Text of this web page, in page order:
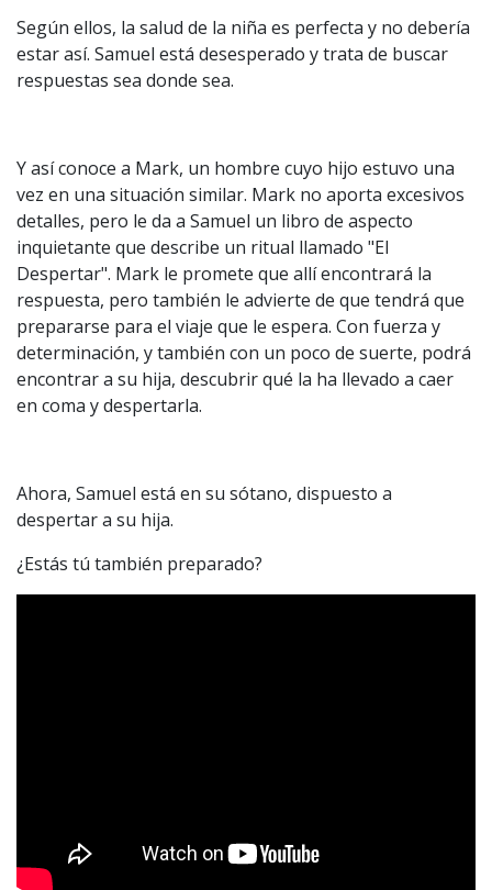
Según ellos, la salud de la niña es perfecta y no debería
estar así. Samuel está desesperado y trata de buscar
respuestas sea donde sea.
Y así conoce a Mark, un hombre cuyo hijo estuvo una
vez en una situación similar. Mark no aporta excesivos
detalles, pero le da a Samuel un libro de aspecto
inquietante que describe un ritual llamado "El
Despertar". Mark le promete que allí encontrará la
respuesta, pero también le advierte de que tendrá que
prepararse para el viaje que le espera. Con fuerza y
determinación, y también con un poco de suerte, podrá
encontrar a su hija, descubrir qué la ha llevado a caer
en coma y despertarla.
Ahora, Samuel está en su sótano, dispuesto a
despertar a su hija.
¿Estás tú también preparado?